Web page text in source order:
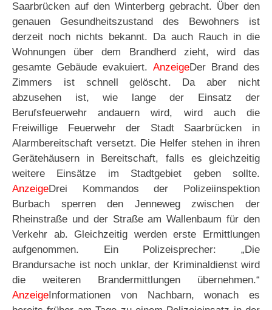
Saarbrücken auf den Winterberg gebracht. Über den
genauen Gesundheitszustand des Bewohners ist
derzeit noch nichts bekannt. Da auch Rauch in die
Wohnungen über dem Brandherd zieht, wird das
gesamte Gebäude evakuiert. AnzeigeDer Brand des
Zimmers ist schnell gelöscht. Da aber nicht
abzusehen ist, wie lange der Einsatz der
Berufsfeuerwehr andauern wird, wird auch die
Freiwillige Feuerwehr der Stadt Saarbrücken in
Alarmbereitschaft versetzt. Die Helfer stehen in ihren
Gerätehäusern in Bereitschaft, falls es gleichzeitig
weitere Einsätze im Stadtgebiet geben sollte.
AnzeigeDrei Kommandos der Polizeiinspektion
Burbach sperren den Jenneweg zwischen der
Rheinstraße und der Straße am Wallenbaum für den
Verkehr ab. Gleichzeitig werden erste Ermittlungen
aufgenommen. Ein Polizeisprecher: „Die
Brandursache ist noch unklar, der Kriminaldienst wird
die weiteren Brandermittlungen übernehmen.“
AnzeigeInformationen von Nachbarn, wonach es